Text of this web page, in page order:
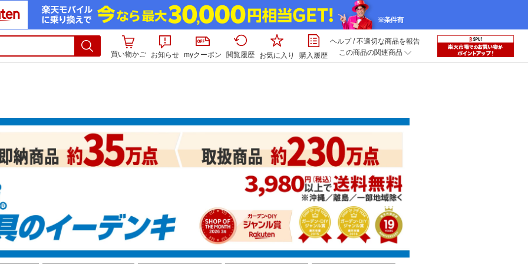
買い物かご お知らせ myクーポン 閲覧履歴 お気に入り 購入履歴
ヘルプ/不適切な商品を報告
この商品の関連商品